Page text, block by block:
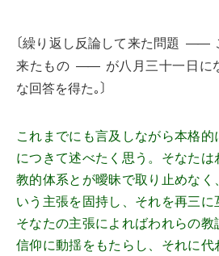
〔繰り返し反論して来た問題 ――
来たもの ―― が八月三十一日に
な回答を得た｡〕
これまでにも言及しながら本格
につきて述べたく思う。そなた
教的体系とが曖昧で取り止めなく
いう主張を固持し、それを再三に
そなたの主張によればわれらの
信仰に動揺をもたらし、それに